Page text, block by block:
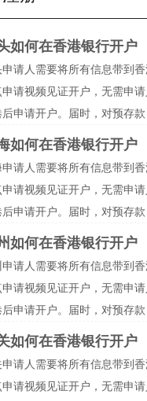
如何在香港银行开户
请人需要将所有信息带到
请视频见证开户，无需申
申请开户。届时，对预存款
如何在香港银行开户
请人需要将所有信息带到
请视频见证开户，无需申
申请开户。届时，对预存款
如何在香港银行开户
请人需要将所有信息带到
请视频见证开户，无需申
申请开户。届时，对预存款
如何在香港银行开户
请人需要将所有信息带到
请视频见证开户，无需申